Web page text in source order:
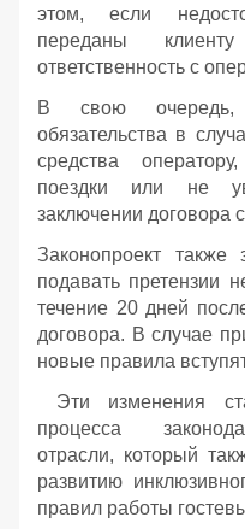
этом, если
переданы
ответственность с
В свою очередь,
обязательства в
средства
поездки или не
заключении договора
Законопроект также
подавать претензии
течение 20 дней
договора. В случае
новые правила
Эти изменения
процесса
отрасли, который
развитию
правил работы